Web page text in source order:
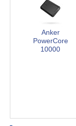
Anker
PowerCore
10000